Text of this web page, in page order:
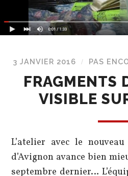
3 JANVIER 2016 / PAS
FRAGMENTS
VISIBLE
L’atelier avec le
d’Avignon avance bien
septembre dernier…